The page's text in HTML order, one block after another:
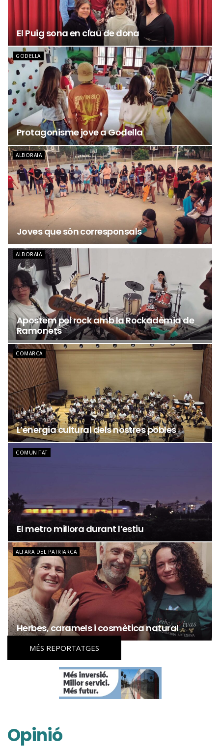
El Puig sona en clau de dona
GODELLA
Protagonisme jove a Godella
ALBORAIA
Joves que són corresponsals
ALBORAIA
Apostem pel rock amb la Rockadèmia de
Ramonets
COMARCA
L’energia cultural dels nostres pobles
COMUNITAT
El metro millora durant l’estiu
ALFARA DEL PATRIARCA
Herbes, caramels i cosmètica natural
MÉS REPORTATGES
Opinió